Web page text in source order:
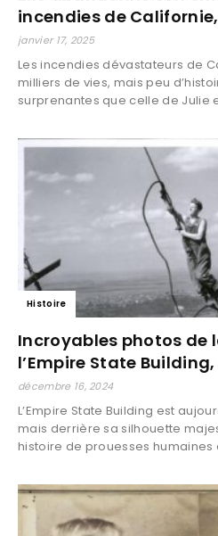
incendies de Californie,
janvier 17, 2025
Les incendies dévastateurs de
milliers de vies, mais peu
surprenantes que celle de Julie
Histoire
Incroyables photos de
l’Empire State Building,
décembre 16, 2024
L’Empire State Building est
mais derrière sa silhouette
histoire de prouesses humaines